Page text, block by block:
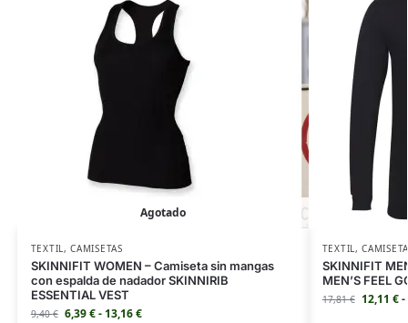
Agotado
TEXTIL,CAMISETAS
SKINNIFIT WOMEN – Camiseta sin mangas
con espalda de nadador SKINNIRIB
ESSENTIAL VEST
9,40€ 6,39€- 13,16€
TEXTIL,
SKINNIFIT
MEN’S FEEL
17,81€ 12,11 €-